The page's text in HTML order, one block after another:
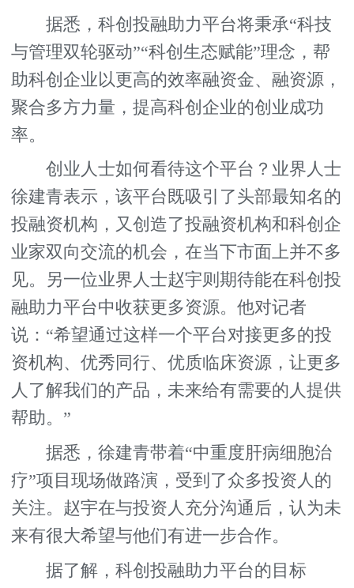
据悉，科创投融助力平台将秉承“科技
与管理双轮驱动”“科创生态赋能”理念，帮
助科创企业以更高的效率融资金、融资源，
聚合多方力量，提高科创企业的创业成功
率。
创业人士如何看待这个平台？业界人士
徐建青表示，该平台既吸引了头部最知名的
投融资机构，又创造了投融资机构和科创企
业家双向交流的机会，在当下市面上并不多
见。另一位业界人士赵宇则期待能在科创投
融助力平台中收获更多资源。他对记者
说：“希望通过这样一个平台对接更多的投
资机构、优秀同行、优质临床资源，让更多
人了解我们的产品，未来给有需要的人提供
帮助。”
据悉，徐建青带着“中重度肝病细胞治
疗”项目现场做路演，受到了众多投资人的
关注。赵宇在与投资人充分沟通后，认为未
来有很大希望与他们有进一步合作。
据了解，科创投融助力平台的目标